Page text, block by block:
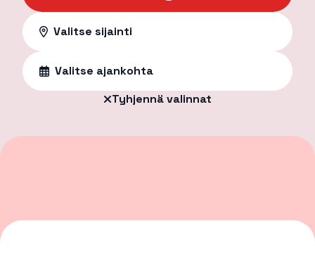
Valitse sijainti
Valitse ajankohta
Tyhjennä valinnat